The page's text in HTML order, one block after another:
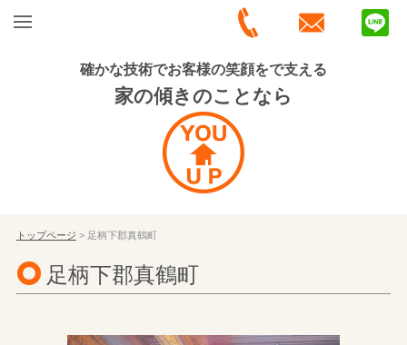
確かな技術でお客様の笑顔をで支える
家の傾きのことなら
トップページ > 足柄下郡真鶴町
足柄下郡真鶴町